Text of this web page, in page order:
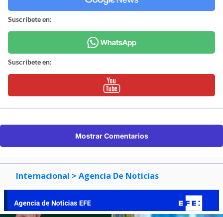
Suscríbete en:
Suscríbete en:
Mostrar Comentarios
Internacional > Agencia De Noticias